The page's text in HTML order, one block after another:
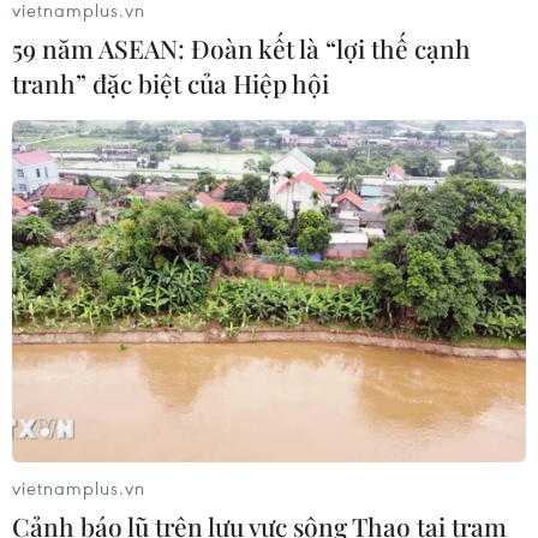
Tăng tốc giải phóng mặt bằng mở
rộng cao tốc Cam Lộ-La Sơn qua
thành phố Huế
06/08/2026 03:01
Xem thêm
CƠ QUAN CHỦ QUẢN: THÔNG TẤN XÃ VIỆT NAM
Tổng Biên tập: TRẦN TIẾN DUẨN
Phó Tổng Biên tập: NGUYỄN THỊ TÁM, KHÚC THANH
THỦY
vietnamplus.vn
59 năm ASEAN: Đoàn kết là “lợi thế cạnh
tranh” đặc biệt của Hiệp hội
vietnamplus.vn
Cảnh báo lũ trên lưu vực sông Thao tại trạm